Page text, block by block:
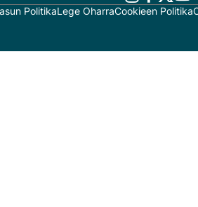
PolitikaLege OharraCookieen Politika